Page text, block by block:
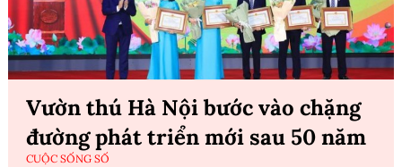
Vườn thú Hà Nội bước vào chặng
đường phát triển mới sau 50 năm
CUỘC SỐNG SỐ